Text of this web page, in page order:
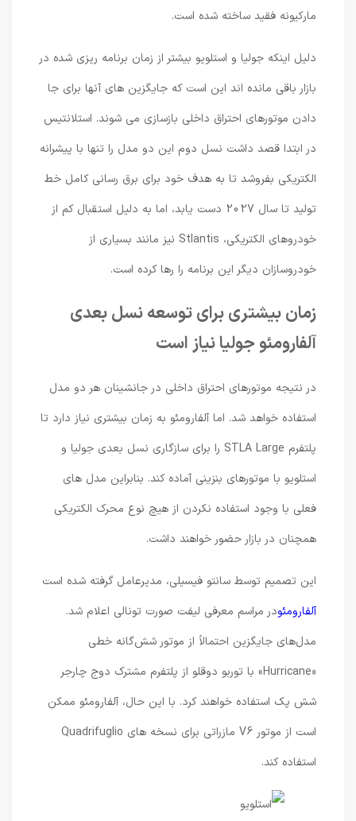
مارکیونه فقید ساخته شده است.
دلیل اینکه جولیا و استلویو بیشتر از زمان برنامه ریزی شده در
بازار باقی مانده اند این است که جایگزین های آنها برای جا
دادن موتورهای احتراق داخلی بازسازی می شوند. استلانتیس
در ابتدا قصد داشت نسل دوم این دو مدل را تنها با پیشرانه
الکتریکی بفروشد تا به هدف خود برای برق رسانی کامل خط
تولید تا سال 2027 دست یابد، اما به دلیل استقبال کم از
خودروهای الکتریکی، Stlantis نیز مانند بسیاری از
خودروسازان دیگر این برنامه را رها کرده است.
زمان بیشتری برای توسعه نسل بعدی
آلفارومئو جولیا نیاز است
در نتیجه موتورهای احتراق داخلی در جانشینان هر دو مدل
استفاده خواهد شد. اما آلفارومئو به زمان بیشتری نیاز دارد تا
پلتفرم STLA Large را برای سازگاری نسل بعدی جولیا و
استلویو با موتورهای بنزینی آماده کند. بنابراین مدل های
فعلی با وجود استفاده نکردن از هیچ نوع محرک الکتریکی
همچنان در بازار حضور خواهند داشت.
این تصمیم توسط سانتو فیسیلی، مدیرعامل گرفته شده است
آلفارومئودر مراسم معرفی لیفت صورت تونالی اعلام شد.
مدل‌های جایگزین احتمالاً از موتور شش‌گانه خطی
«Hurricane» با توربو دوقلو از پلتفرم مشترک دوج چارجر
شش پک استفاده خواهند کرد. با این حال، آلفارومئو ممکن
است از موتور V6 مازراتی برای نسخه های Quadrifuglio
استفاده کند.